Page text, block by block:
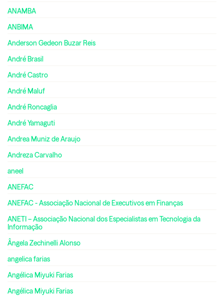
ANAMBA
ANBIMA
Anderson Gedeon Buzar Reis
André Brasil
André Castro
André Maluf
André Roncaglia
André Yamaguti
Andrea Muniz de Araujo
Andreza Carvalho
aneel
ANEFAC
ANEFAC - Associação Nacional de Executivos em Finanças
ANETI – Associação Nacional dos Especialistas em Tecnologia da
Informação
Ângela Zechinelli Alonso
angelica farias
Angélica Miyuki Farias
Angélica Miyuki Farias